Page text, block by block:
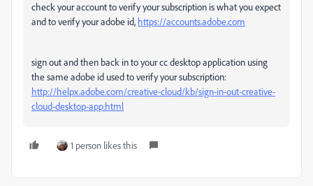
check your account to verify your subscription is what you expect
and to verify your adobe id, https://accounts.adobe.com
sign out and then back in to your cc desktop application using
the same adobe id used to verify your subscription:
http://helpx.adobe.com/creative-cloud/kb/sign-in-out-creative-
cloud-desktop-app.html
1 person likes this